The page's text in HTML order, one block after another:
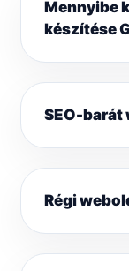
Mennyibe
készítése
SEO-
Régi